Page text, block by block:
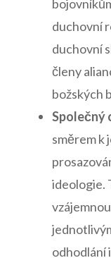
‌duchovní⁣
duchovní
členy
božských
Společný
směrem k
ideologie.
odhodlání